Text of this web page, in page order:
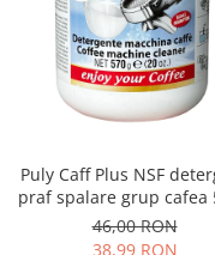
Puly Caff Plus NSF
praf spalare grup cafea
46,00 RON
38,99 RON